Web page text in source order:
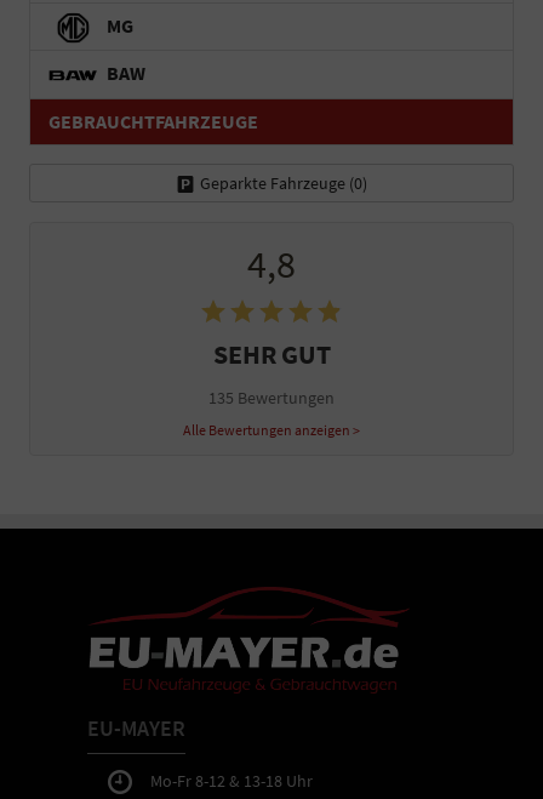
MG
BAW
GEBRAUCHTFAHRZEUGE
Geparkte Fahrzeuge (0)
4,8
SEHR GUT
135 Bewertungen
Alle Bewertungen anzeigen >
EU-MAYER
Mo-Fr 8-12 & 13-18 Uhr